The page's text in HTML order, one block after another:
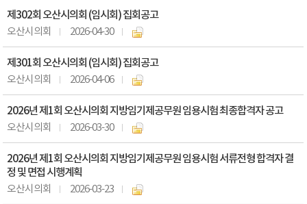
제302회 오산시의회 (임시회) 집회공고
오산시의회 2026-04-30
제301회 오산시의회 (임시회) 집회공고
오산시의회 2026-04-06
2026년 제1회 오산시의회 지방임기제공무원 임용시험 최종합격자 공고
오산시의회 2026-03-30
2026년 제1회 오산시의회 지방임기제공무원 임용시험 서류전형 합격자 결
정 및 면접 시행계획
오산시의회 2026-03-23